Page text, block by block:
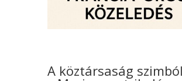
A köztársaság